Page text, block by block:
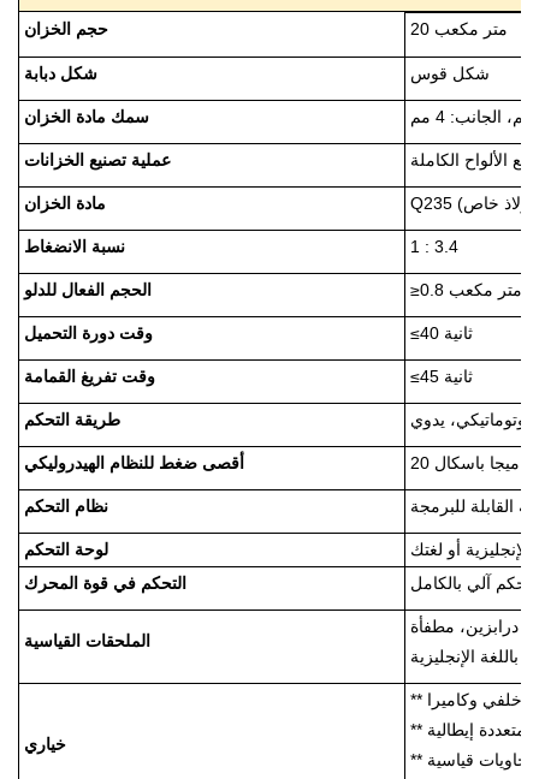
حجم الخزان 20 متر مكعب
شكل دبابة شكل قوس
سمك مادة الخزان
عملية تصنيع الخزانات الألواح الكاملة
مادة الخزان
نسبة الانضغاط 1 : 3.4
الحجم الفعال للدلو ≥0.8 متر مكعب
وقت دورة التحميل ≤40 ثانية
وقت تفريغ القمامة ≤45 ثانية
طريقة التحكم أوتوماتيكي، يدوي
أقصى ضغط للنظام الهيدروليكي 20 ميجا باسكال
نظام التحكم
لوحة التحكم
الإنجليزية أو لغتك
التحكم في قوة المحرك
تحكم آلي بالكامل
الملحقات القياسية
درابزين، مطفأة
خياري
** يمكن اختيار حاويات سعة 240 لترًا (حاوية واحدة أو حاويتين) أو حاويات قياسية